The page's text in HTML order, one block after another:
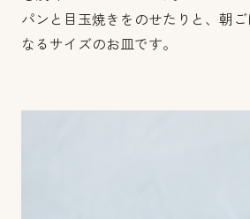
パンと目玉焼きをのせたりと、朝
なるサイズのお皿です。